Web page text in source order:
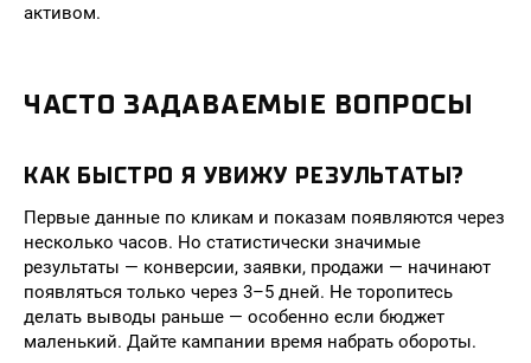
активом.
ЧАСТО ЗАДАВАЕМЫЕ ВОПРОСЫ
КАК БЫСТРО Я УВИЖУ РЕЗУЛЬТАТЫ?
Первые данные по кликам и показам появляются через
несколько часов. Но статистически значимые
результаты — конверсии, заявки, продажи — начинают
появляться только через 3–5 дней. Не торопитесь
делать выводы раньше — особенно если бюджет
маленький. Дайте кампании время набрать обороты.